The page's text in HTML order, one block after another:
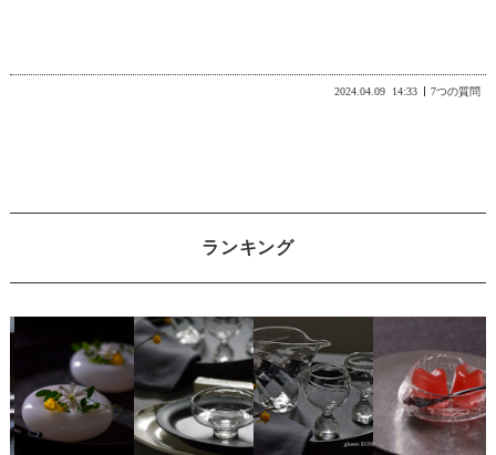
2024.04.09 14:33 7つの質問
ランキング